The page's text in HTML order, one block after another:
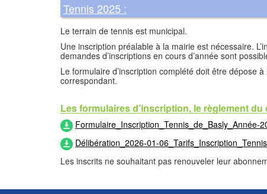
Tennis 2025 :
Le terrain de tennis est municipal.
Une inscription préalable à la mairie est nécessaire.
demandes d’inscriptions en cours d’année sont
Le formulaire d’inscription complété doit être dépose
correspondant.
Les formulaires d’inscription, le règlement
Formulaire_Inscription_Tennis_de_Basly_Année-
Délibération_2026-01-
Les inscrits ne souhaitant pas renouveler leur